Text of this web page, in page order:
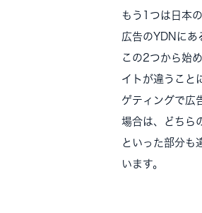
もう1つは日本
広告のYDNにあ
この2つから始
イトが違うこと
ゲティングで広
場合は、どちら
といった部分も
います。